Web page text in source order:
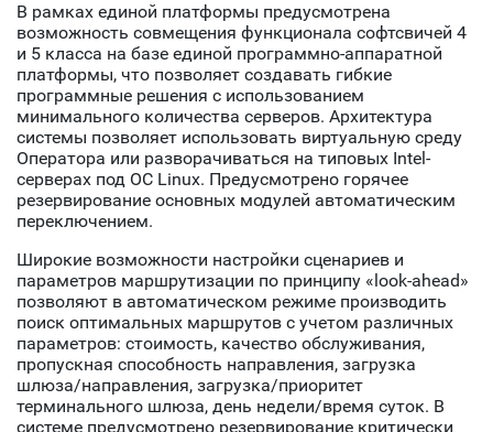
В рамках единой платформы предусмотрена
возможность совмещения функционала софтсвичей 4
и 5 класса на базе единой программно-аппаратной
платформы, что позволяет создавать гибкие
программные решения с использованием
минимального количества серверов. Архитектура
системы позволяет использовать виртуальную среду
Оператора или разворачиваться на типовых Intel-
серверах под ОС Linux. Предусмотрено горячее
резервирование основных модулей автоматическим
переключением.
Широкие возможности настройки сценариев и
параметров маршрутизации по принципу «look-ahead»
позволяют в автоматическом режиме производить
поиск оптимальных маршрутов с учетом различных
параметров: стоимость, качество обслуживания,
пропускная способность направления, загрузка
шлюза/направления, загрузка/приоритет
терминального шлюза, день недели/время суток. В
системе предусмотрено резервирование критически